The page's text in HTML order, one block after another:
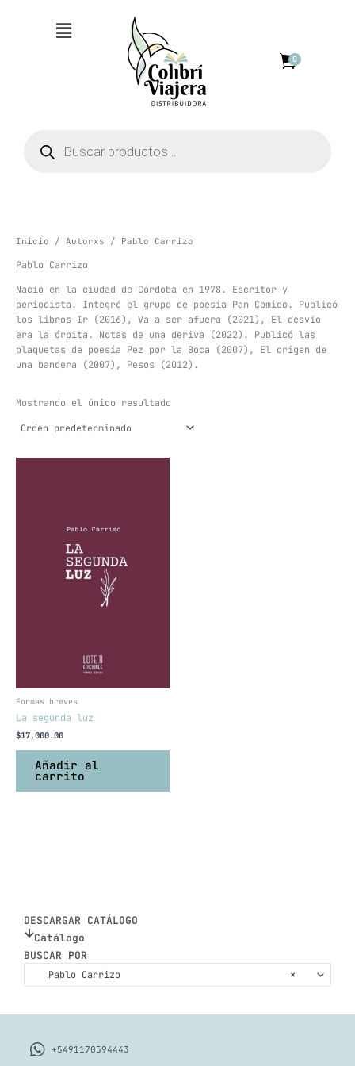
Menú
0
productos
DESCARGAR CATÁLOGO
Catálogo
BUSCAR POR
×
Pablo Carrizo
Inicio / Autorxs / Pablo Carrizo
Pablo Carrizo
Nació en la ciudad de Córdoba en 1978. Escritor y
periodista. Integró el grupo de poesía Pan Comido. Publicó
los libros Ir (2016), Va a ser afuera (2021), El desvío
era la órbita. Notas de una deriva (2022). Publicó las
plaquetas de poesía Pez por la Boca (2007), El origen de
una bandera (2007), Pesos (2012).
Mostrando el único resultado
Formas breves
La segunda luz
$17,000.00
Añadir al
carrito
+5491170594443